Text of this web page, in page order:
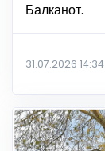
Балканот.
31.07.2026 14:34